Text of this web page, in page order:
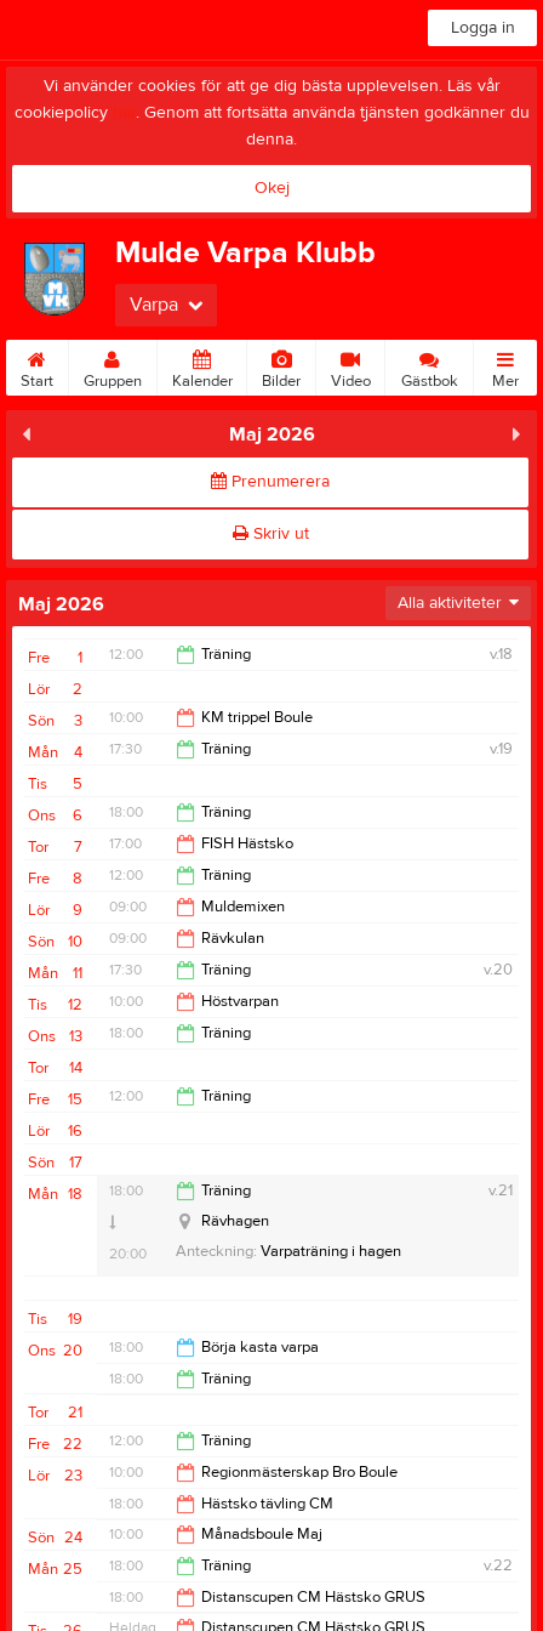
Logga in
Vi använder cookies för att ge dig bästa upplevelsen. Läs vår
cookiepolicy här. Genom att fortsätta använda tjänsten godkänner du
denna.
Okej
Mulde Varpa Klubb
Varpa
Start Gruppen Kalender Bilder Video Gästbok Mer
Maj 2026
Prenumerera
Skriv ut
Maj 2026 Alla aktiviteter
1
Fre v.18
12:00 Träning
14:00
2
Lör
3
Sön 10:00 KM trippel Boule
4
Mån v.19
17:30 Träning
19:30
5
Tis
6
Ons 18:00 Träning
20:00
7
Tor 17:00 FISH Hästsko
20:00
8
Fre 12:00 Träning
14:00
9
Lör 09:00 Muldemixen
16:00
10
Sön 09:00 Rävkulan
15:00
11
Mån v.20
17:30 Träning
19:30
12
Tis 10:00 Höstvarpan
13
Ons 18:00 Träning
20:00
14
Tor
15
Fre 12:00 Träning
16
Lör
17
Sön
18
Mån v.21
18:00 Träning
20:00
Rävhagen
Anteckning: Varpaträning i hagen
19
Tis
20
Ons 18:00 Börja kasta varpa
18:00 Träning
20:00
21
Tor
22
Fre 12:00 Träning
14:00
23
Lör 10:00 Regionmästerskap Bro Boule
15:00
18:00 Hästsko tävling CM
21:00
24
Sön 10:00 Månadsboule Maj
14:00
25
Mån v.22
18:00 Träning
20:00
18:00
Distanscupen CM Hästsko GRUS